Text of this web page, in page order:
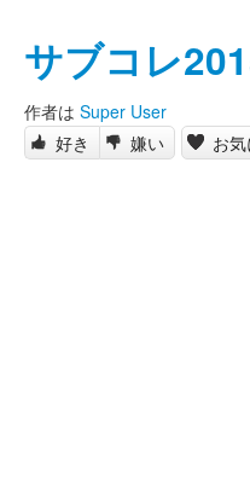
サブコレ
作者は Super User
好き
嫌い お